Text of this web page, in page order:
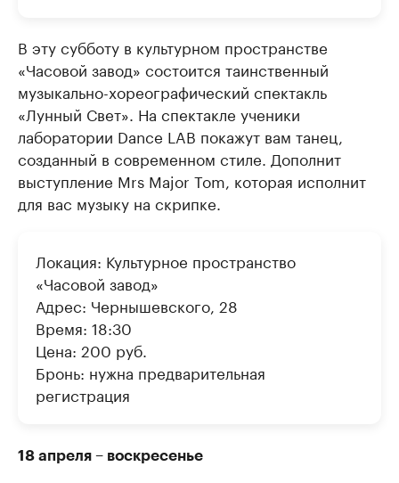
В эту субботу в культурном пространстве
«Часовой завод» состоится таинственный
музыкально-хореографический спектакль
«Лунный Свет». На спектакле ученики
лаборатории Dance LAB покажут вам танец,
созданный в современном стиле. Дополнит
выступление Mrs Major Tom, которая исполнит
для вас музыку на скрипке.
Локация: Культурное пространство
«Часовой завод»
Адрес: Чернышевского, 28
Время: 18:30
Цена: 200 руб.
Бронь: нужна предварительная
регистрация
18 апреля – воскресенье